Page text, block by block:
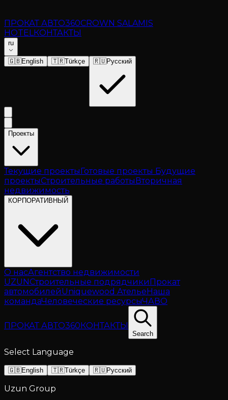
ПРОКАТ АВТО360CROWN SALAMIS
HOTELКОНТАКТЫ
ru
🇬🇧English 🇹🇷Türkçe 🇷🇺Русский
Проекты
Текущие проектыГотовые проекты Будущие
проектыСтроительные работыВторичная
недвижимость
КОРПОРАТИВНЫЙ
О насАгентство недвижимости
UZUNСтроительные подрядчикиПрокат
автомобилейUniquewood АтельеНаша
командаЧеловеческие ресурсыЧАВО
ПРОКАТ АВТО360КОНТАКТЫ
Search
Select Language
🇬🇧English 🇹🇷Türkçe 🇷🇺Русский
Uzun Group